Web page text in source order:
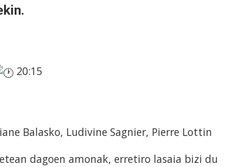
20:15
Balasko, Ludivine Sagnier, Pierre Lottin
dagoen amonak, erretiro lasaia bizi du